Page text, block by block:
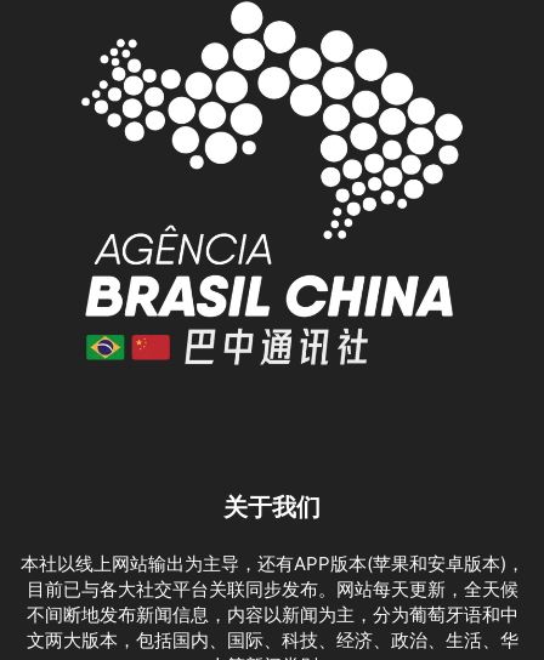
关于我们
本社以线上网站输出为主导，还有APP版本(苹果和安卓版本)，
目前已与各大社交平台关联同步发布。网站每天更新，全天候
不间断地发布新闻信息，内容以新闻为主，分为葡萄牙语和中
文两大版本，包括国内、国际、科技、经济、政治、生活、华